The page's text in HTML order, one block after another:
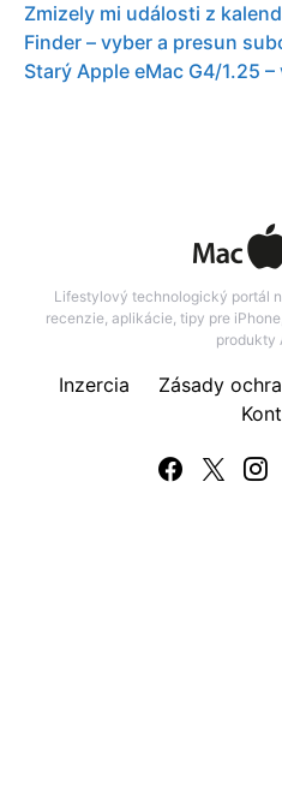
Zmizely mi události z
Finder – vyber a presun
Starý Apple eMac G4/1.25
Lifestylový technologický portál
recenzie, aplikácie, tipy pre
produkty
Inzercia
Zásady